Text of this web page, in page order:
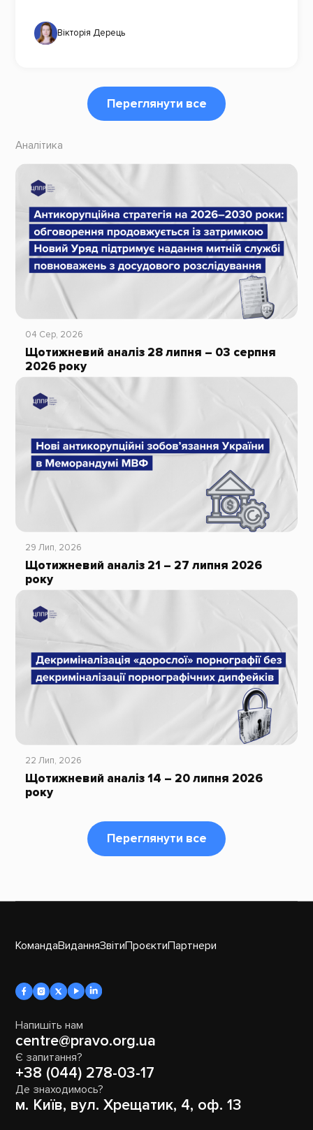
Вікторія Дерець
Переглянути все
Аналітика
04 Сер, 2026
Щотижневий аналіз 28 липня – 03 серпня
2026 року
29 Лип, 2026
Щотижневий аналіз 21 – 27 липня 2026
року
22 Лип, 2026
Щотижневий аналіз 14 – 20 липня 2026
року
Переглянути все
КомандаВиданняЗвітиПроєктиПартнери
Напишіть нам
centre@pravo.org.ua
Є запитання?
+38 (044) 278-03-17
Де знаходимось?
м. Київ, вул. Хрещатик, 4, оф. 13